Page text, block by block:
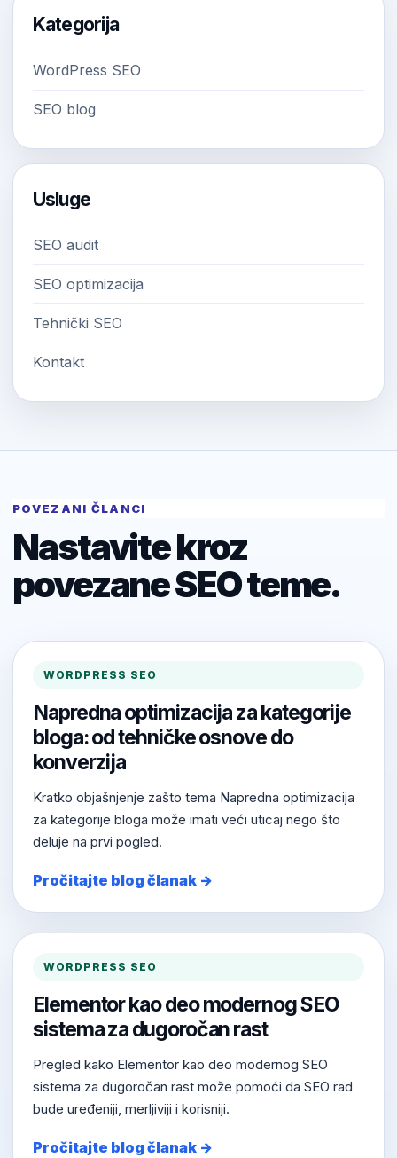
Kategorija
WordPress SEO
SEO blog
Usluge
SEO audit
SEO optimizacija
Tehnički SEO
Kontakt
POVEZANI ČLANCI
Nastavite kroz
povezane SEO teme.
WORDPRESS SEO
Napredna optimizacija za kategorije
bloga: od tehničke osnove do
konverzija
Kratko objašnjenje zašto tema Napredna optimizacija
za kategorije bloga može imati veći uticaj nego što
deluje na prvi pogled.
Pročitajte blog članak →
WORDPRESS SEO
Elementor kao deo modernog SEO
sistema za dugoročan rast
Pregled kako Elementor kao deo modernog SEO
sistema za dugoročan rast može pomoći da SEO rad
bude uređeniji, merljiviji i korisniji.
Pročitajte blog članak →